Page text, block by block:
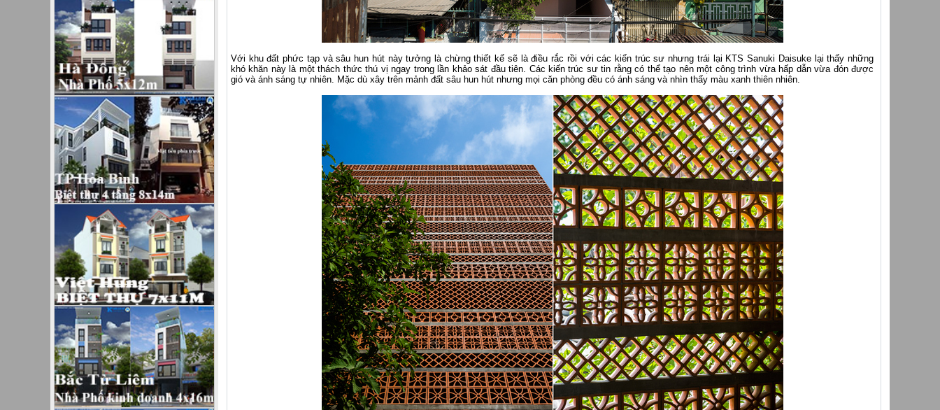
Với khu đất phức tạp và sâu hun hút này tưởng là chừng thiết kế sẽ là điều rắc rồi với các kiến trúc sư nhưng trái lại KTS Sanuki Daisuke lại thấy những
khó khăn này là một thách thức thú vị ngay trong lần khảo sát đầu tiên. Các kiến trúc sư tin rằng có thể tạo nên một công trình vừa hấp dẫn vừa đón được
gió và ánh sáng tự nhiên. Mặc dù xây trên mảnh đất sâu hun hút nhưng mọi căn phòng đều có ánh sáng và nhìn thấy màu xanh thiên nhiên.